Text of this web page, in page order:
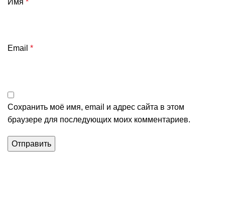
Email *
Сохранить моё имя, email и адрес сайта в этом
браузере для последующих моих комментариев.